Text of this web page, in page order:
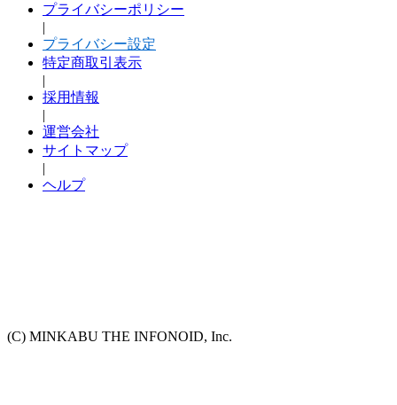
プライバシーポリシー
|
プライバシー設定
特定商取引表示
|
採用情報
|
運営会社
サイトマップ
|
ヘルプ
(C) MINKABU THE INFONOID, Inc.